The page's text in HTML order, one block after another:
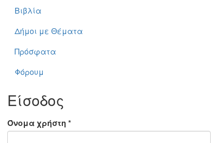
Βιβλία
Δήμοι με Θέματα
Πρόσφατα
Φόρουμ
Είσοδος
Όνομα χρήστη *